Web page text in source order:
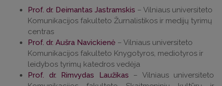
Prof. dr. Deimantas Jastramskis – Vilniaus universiteto
Komunikacijos fakulteto Žurnalistikos ir medijų tyrimų
centras
Prof. dr. Aušra Navickienė – Vilniaus universiteto
Komunikacijos fakulteto Knygotyros, mediotyros ir
leidybos tyrimų katedros vedėja
Prof. dr. Rimvydas Laužikas – Vilniaus universiteto